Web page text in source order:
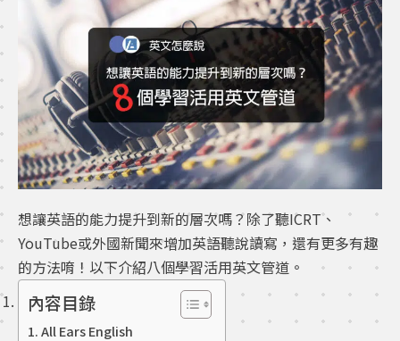
想讓英語的能力提升到新的層次嗎？除了聽ICRT、
YouTube或外國新聞來增加英語聽說讀寫，還有更多有趣
的方法唷！以下介紹八個學習活用英文管道。
內容目錄
All Ears English